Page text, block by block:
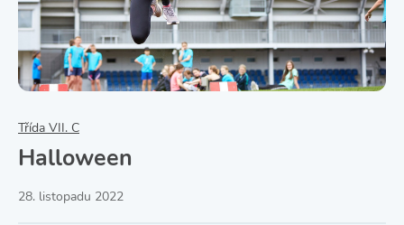
Třída VII. C
Halloween
28. listopadu 2022